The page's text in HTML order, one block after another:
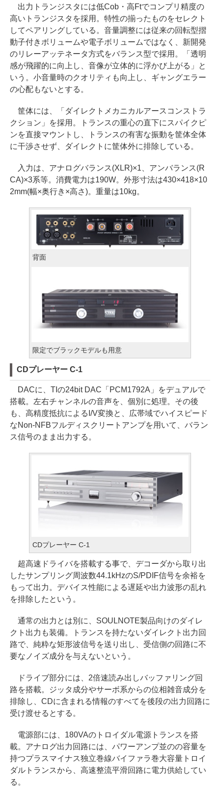
出力トランジスタには低Cob・高Ftでコンプリ精度の
高いトランジスタを採用。特性の揃ったものをセレクト
してペアリングしている。音量調整には従来の回転型摺
動子付きボリュームや電子ボリュームではなく、新開発
のリレーアッテネータ方式をバランス型で採用。「透明
感が飛躍的に向上し、音像が立体的に浮かび上がる」と
いう。小音量時のクオリティも向上し、ギャングエラー
の心配もないとする。
筐体には、「ダイレクトメカニカルアースコンストラ
クション」を採用。トランスの重心の直下にスパイクピ
ンを直接マウントし、トランスの有害な振動を筐体全体
に干渉させず、ダイレクトに筐体外に排除している。
入力は、アナログバランス(XLR)×1、アンバランス(R
CA)×3系等。消費電力は190W。外形寸法は430×418×10
2mm(幅×奥行き×高さ)。重量は10kg。
背面
限定でブラックモデルも用意
CDプレーヤー C-1
DACに、TIの24bit DAC「PCM1792A」をデュアルで
搭載。左右チャンネルの音声を、個別に処理。その後
も、高精度抵抗によるI/V変換と、広帯域でハイスピード
なNon-NFBフルディスクリートアンプを用いて、バラン
ス信号のまま出力する。
CDプレーヤー C-1
超高速ドライバを搭載する事で、デコーダから取り出
したサンプリング周波数44.1kHzのS/PDIF信号を余裕を
もって出力。デバイス性能による遅延や出力波形の乱れ
を排除したという。
通常の出力とは別に、SOULNOTE製品向けのダイレ
クト出力も装備。トランスを持たないダイレクト出力回
路で、純粋な矩形波信号を送り出し、受信側の回路に不
要なノイズ成分を与えないという。
ドライブ部分には、2倍速読み出しバッファリング回
路を搭載。ジッタ成分やサーボ系からの位相雑音成分を
排除し、CDに含まれる情報のすべてを後段の出力回路に
受け渡せるとする。
電源部には、180VAのトロイダル電源トランスを搭
載。アナログ出力回路には、パワーアンプ並のの容量を
持つプラスマイナス独立巻線バイファラ巻大容量トロイ
ダルトランスから、高速整流平滑回路に電力供給してい
る。